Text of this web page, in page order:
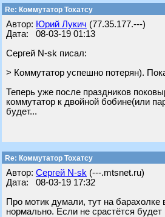
Re: Коммутатор Тохатсу
Автор: Юрий Лукич (77.35.177.---)
Дата: 08-03-19 01:13
Сергей N-sk писал:
> Коммутатор успешно потерян).
Теперь уже после праздников
коммутатор к двойной бобине(или
будет...
Re: Коммутатор Тохатсу
Автор: Сергей N-sk (---.mtsnet.ru)
Дата: 08-03-19 17:32
Про мотик думали, тут на
нормально. Если не срастётся будет